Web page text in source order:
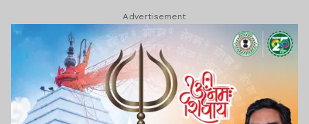
Advertisement